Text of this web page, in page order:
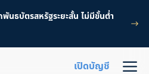
ธบัตรสหรัฐระยะสั้น ไม่มีขั้นต่ำ
เปิดบัญชี